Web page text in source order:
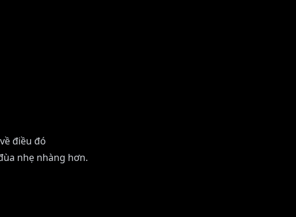
điều đó
nhẹ nhàng hơn.